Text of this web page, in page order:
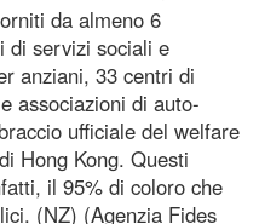
da almeno 6
di servizi sociali e
anziani, 33 centri di
associazioni di auto-
ufficiale del welfare
Hong Kong. Questi
il 95% di coloro che
(NZ) (Agenzia Fides